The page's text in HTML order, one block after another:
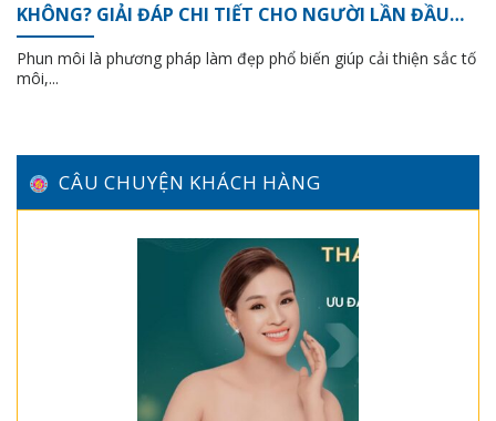
KHÔNG? GIẢI ĐÁP CHI TIẾT CHO NGƯỜI LẦN ĐẦU
LÀM ĐẸP
Phun môi là phương pháp làm đẹp phổ biến giúp cải thiện sắc tố
môi,...
CÂU CHUYỆN KHÁCH HÀNG